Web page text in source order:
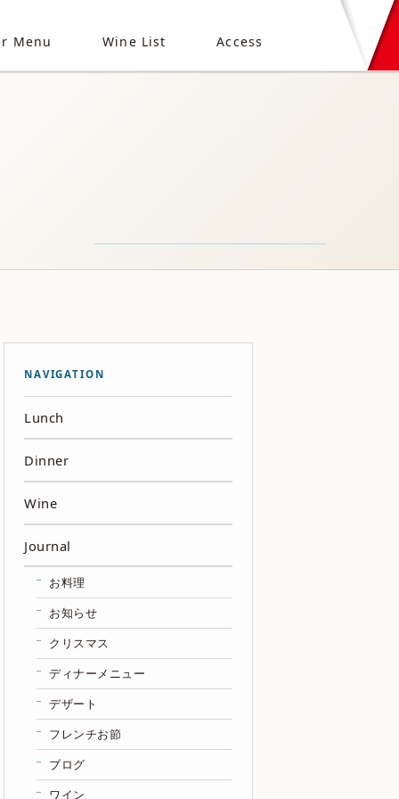
Menu Wine List Access
NAVIGATION
Lunch
Dinner
Wine
Journal
お料理
お知らせ
クリスマス
ディナーメニュー
デザート
フレンチお節
ブログ
ワイン